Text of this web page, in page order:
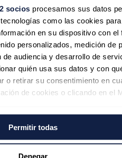
socios procesamos sus datos
como las cookies para
en su dispositivo con el
personalizados, medición de
audiencia y desarrollo de
quién usa sus datos y con
o retirar su consentimiento en
de cookies o clicando en el
sobre su ubicación geográfica
de varios metros
Permitir todas
Denegar
en España
las baterías y las
al boom renovable
de 100 horas
a Europa del litio